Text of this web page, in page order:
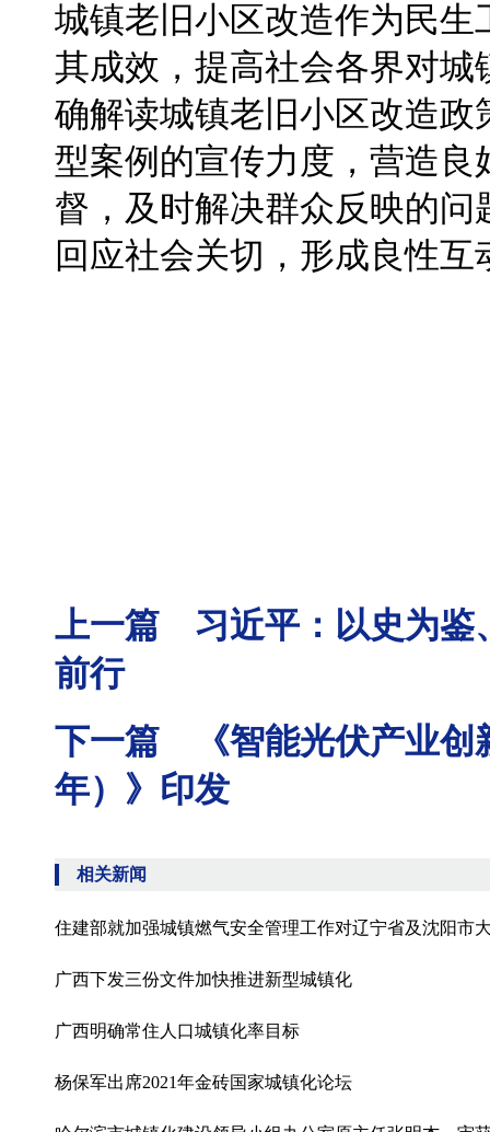
城镇老旧小区改造作为民
其成效，提高社会各界对
确解读城镇老旧小区改造
型案例的宣传力度，营造
督，及时解决群众反映的
回应社会关切，形成良性互
上一篇 习近平：以史为鉴
前行
下一篇 《智能光伏产业创
年）》印发​
相关新闻
住建部就加强城镇燃气安全管理工作对辽宁省及沈阳市
广西下发三份文件加快推进新型城镇化
广西明确常住人口城镇化率目标
杨保军出席2021年金砖国家城镇化论坛